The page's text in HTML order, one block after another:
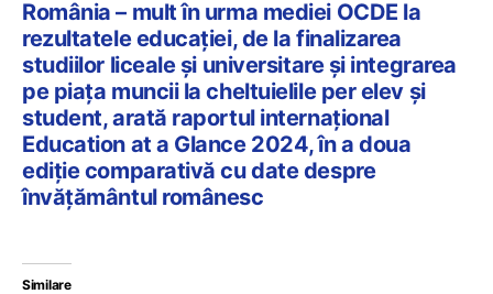
România – mult în urma mediei OCDE la
rezultatele educației, de la finalizarea
studiilor liceale și universitare și integrarea
pe piața muncii la cheltuielile per elev și
student, arată raportul internațional
Education at a Glance 2024, în a doua
ediție comparativă cu date despre
învățământul românesc
Similare